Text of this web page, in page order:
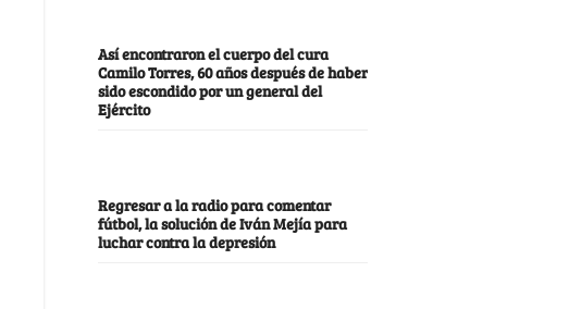
Así encontraron el cuerpo del cura
Camilo Torres, 60 años después de haber
sido escondido por un general del
Ejército
Regresar a la radio para comentar
fútbol, la solución de Iván Mejía para
luchar contra la depresión